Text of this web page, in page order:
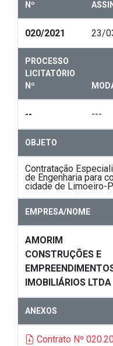
Nº
020/2021 23/
PROCESSO
LICITATÓRIO
Nº
-- ---
OBJETO
Contratação
de Engenharia para
cidade de Limoeiro-
EMPRESA/NOME
AMORIM
CONSTRUÇÕES E
IMOBILIÁRIOS LTDA
ANEXOS
Contrato Nº